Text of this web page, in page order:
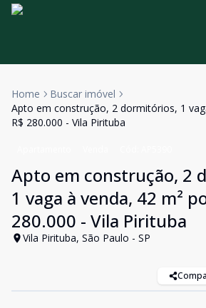
Home
Buscar imóvel
Apto em construção, 2 dormitórios, 1
R$ 280.000 - Vila Pirituba
Apto em construção, 2
1 vaga à venda, 42 m²
280.000 - Vila Pirituba
Vila Pirituba, São Paulo - SP